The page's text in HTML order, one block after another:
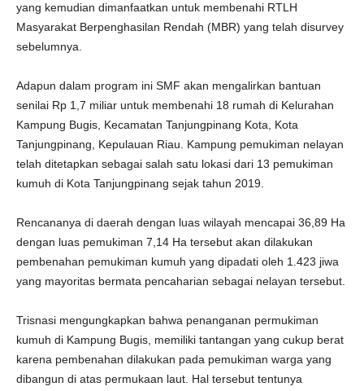
yang kemudian dimanfaatkan untuk membenahi RTLH
Masyarakat Berpenghasilan Rendah (MBR) yang telah disurvey
sebelumnya.
Adapun dalam program ini SMF akan mengalirkan bantuan
senilai Rp 1,7 miliar untuk membenahi 18 rumah di Kelurahan
Kampung Bugis, Kecamatan Tanjungpinang Kota, Kota
Tanjungpinang, Kepulauan Riau. Kampung pemukiman nelayan
telah ditetapkan sebagai salah satu lokasi dari 13 pemukiman
kumuh di Kota Tanjungpinang sejak tahun 2019.
Rencananya di daerah dengan luas wilayah mencapai 36,89 Ha
dengan luas pemukiman 7,14 Ha tersebut akan dilakukan
pembenahan pemukiman kumuh yang dipadati oleh 1.423 jiwa
yang mayoritas bermata pencaharian sebagai nelayan tersebut.
Trisnasi mengungkapkan bahwa penanganan permukiman
kumuh di Kampung Bugis, memiliki tantangan yang cukup berat
karena pembenahan dilakukan pada pemukiman warga yang
dibangun di atas permukaan laut. Hal tersebut tentunya